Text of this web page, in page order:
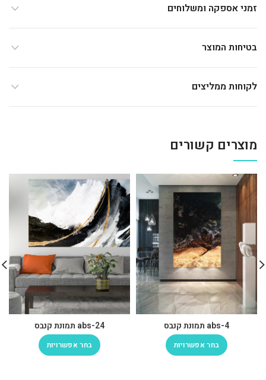
זמני אספקה ומשלוחים
בטיחות המוצר
לקוחות ממליצים
מוצרים קשורים
abs-4 תמונת קנבס
בחר אפשרויות
abs-24 תמונת קנבס
בחר אפשרויות